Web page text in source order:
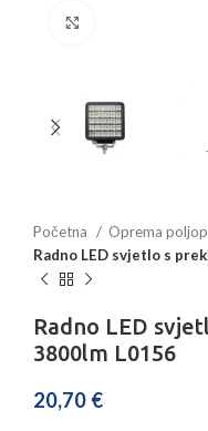
Početna Oprema
Radno LED svjetlo s
Radno LED
3800lm L0156
20,70 €